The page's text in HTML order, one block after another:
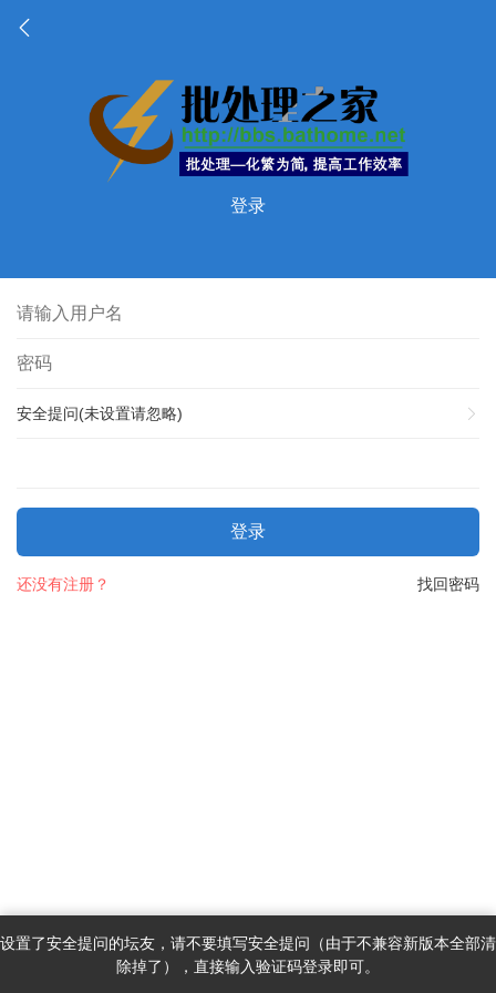
登录
安全提问(未设置请忽略)
登录
找回密码
还没有注册？
消息 发现
设置了安全提问的坛友，请不要填写安全提问（由于不兼容新版本全部清
除掉了），直接输入验证码登录即可。